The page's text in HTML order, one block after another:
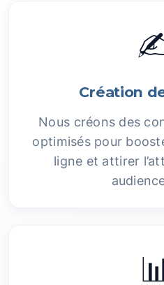
Création
Nous créons des
optimisés pour
ligne et attirer